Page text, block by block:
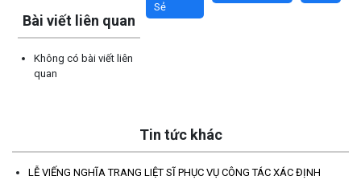
Sẻ
Bài viết liên quan
Không có bài viết liên
quan
Tin tức khác
LỄ VIẾNG NGHĨA TRANG LIỆT SĨ PHỤC VỤ CÔNG TÁC XÁC ĐỊNH